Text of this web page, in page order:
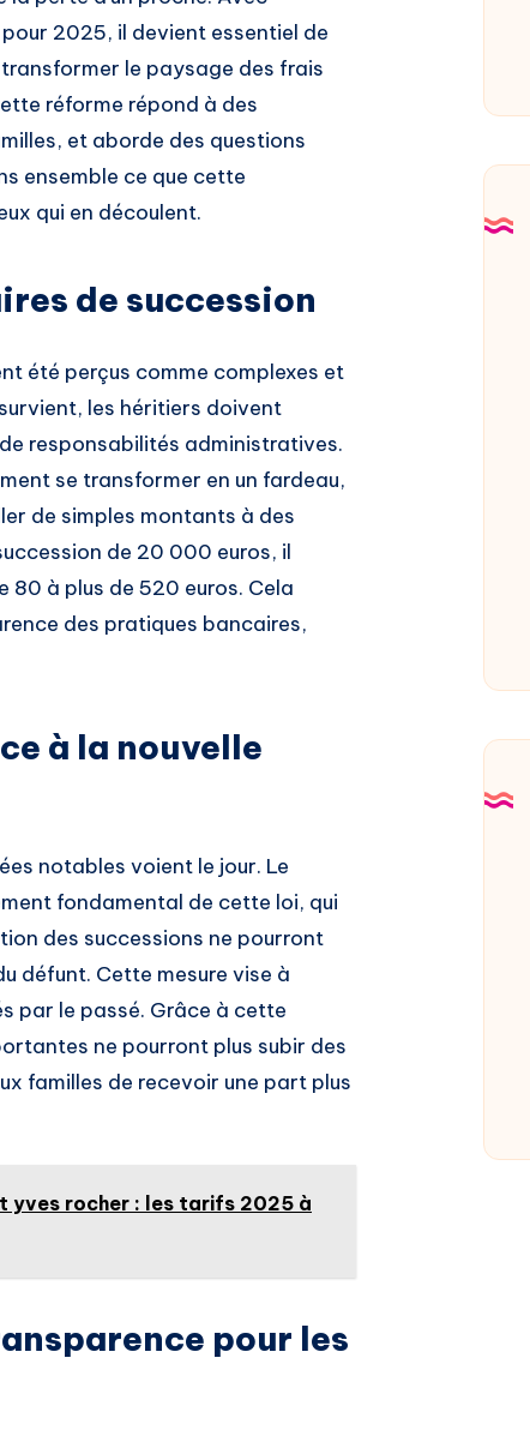
2025, il devient essentiel de
le paysage des frais
réforme répond à des
et aborde des questions
ensemble ce que cette
qui en découlent.
de succession
été perçus comme complexes et
les héritiers doivent
responsabilités administratives.
se transformer en un fardeau,
de simples montants à des
de 20 000 euros, il
80 à plus de 520 euros. Cela
des pratiques bancaires,
à la nouvelle
notables voient le jour. Le
fondamental de cette loi, qui
des successions ne pourront
défunt. Cette mesure vise à
par le passé. Grâce à cette
ne pourront plus subir des
familles de recevoir une part plus
yves rocher : les tarifs 2025 à
pour les